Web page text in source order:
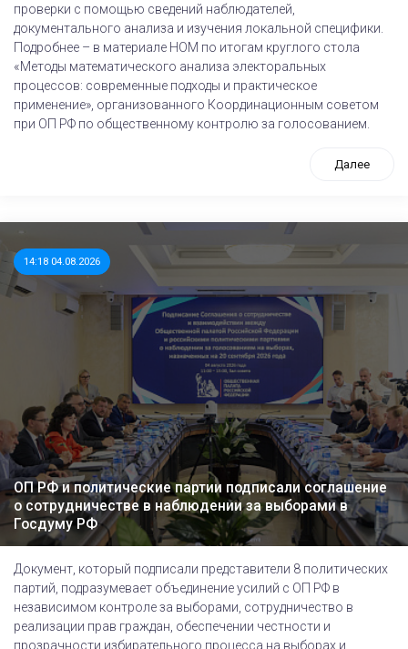
проверки с помощью сведений наблюдателей,
документального анализа и изучения локальной специфики.
Подробнее – в материале НОМ по итогам круглого стола
«Методы математического анализа электоральных
процессов: современные подходы и практическое
применение», организованного Координационным советом
при ОП РФ по общественному контролю за голосованием.
Далее
14:18 04.08.2026
ОП РФ и политические партии подписали соглашение
о сотрудничестве в наблюдении за выборами в
Госдуму РФ
Документ, который подписали представители 8 политических
партий, подразумевает объединение усилий с ОП РФ в
независимом контроле за выборами, сотрудничество в
реализации прав граждан, обеспечении честности и
прозрачности избирательного процесса на выборах и